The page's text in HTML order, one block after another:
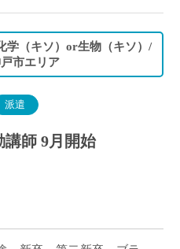
学（キソ）or生物（キソ）/
市エリア
派遣
師 9月開始